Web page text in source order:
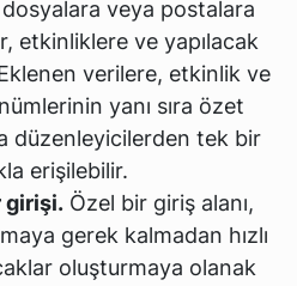
veya postalara
etkinliklere ve yapılacak
verilere, etkinlik ve
yanı sıra özet
düzenleyicilerden tek bir
erişilebilir.
girişi. Özel bir giriş alanı,
gerek kalmadan hızlı
oluşturmaya olanak